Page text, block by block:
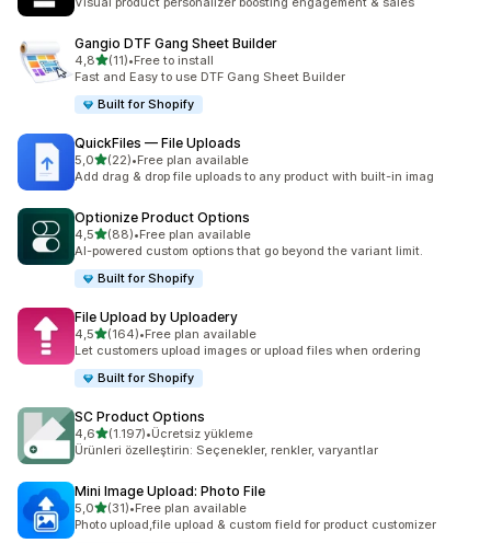
Gangio DTF Gang Sheet Builder
4,85 yıldız üzerinden
(11)
toplam 11 değerlendirme
•Free to install
Fast and Easy to use DTF Gang Sheet Builder
Built for Shopify
QuickFiles — File Uploads
5,05 yıldız üzerinden
(22)
toplam 22 değerlendirme
•Free plan available
Add drag & drop file uploads to any product with built-in imag
Optionize Product Options
4,55 yıldız üzerinden
(88)
toplam 88 değerlendirme
•Free plan available
AI-powered custom options that go beyond the variant limit.
Built for Shopify
File Upload by Uploadery
4,55 yıldız üzerinden
(164)
toplam 164 değerlendirme
•Free plan available
Let customers upload images or upload files when ordering
Built for Shopify
SC Product Options
4,65 yıldız üzerinden
(1.197)
toplam 1197 değerlendirme
•Ücretsiz yükleme
Ürünleri özelleştirin: Seçenekler, renkler, varyantlar
Mini Image Upload: Photo File
5,05 yıldız üzerinden
(31)
toplam 31 değerlendirme
•Free plan available
Photo upload,file upload & custom field for product customizer